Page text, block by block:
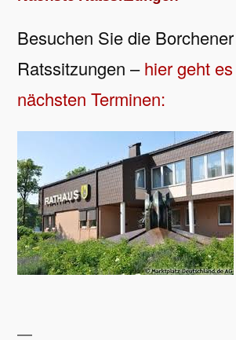
Besuchen Sie die Borchener
Ratssitzungen –hier geht
nächsten Terminen: